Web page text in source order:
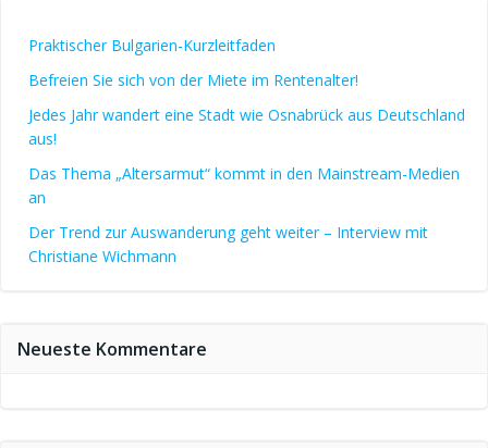
Praktischer Bulgarien-Kurzleitfaden
Befreien Sie sich von der Miete im Rentenalter!
Jedes Jahr wandert eine Stadt wie Osnabrück aus Deutschland
aus!
Das Thema „Altersarmut“ kommt in den Mainstream-Medien
an
Der Trend zur Auswanderung geht weiter – Interview mit
Christiane Wichmann
Neueste Kommentare